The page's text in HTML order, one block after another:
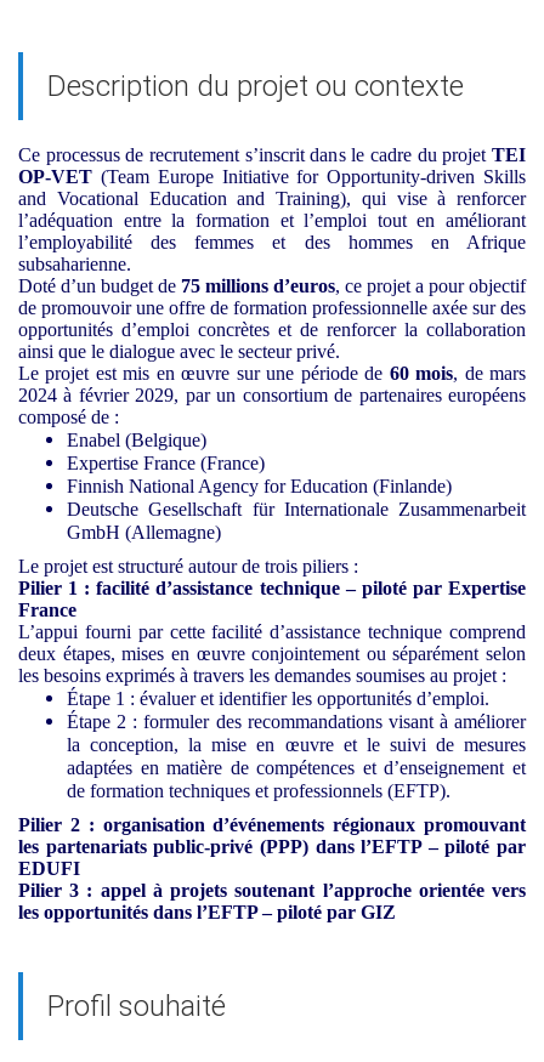
Description du projet ou contexte
Ce processus de recrutement s’inscrit dans le cadre du projet TEI
OP-VET (Team Europe Initiative for Opportunity-driven Skills
and Vocational Education and Training), qui vise à renforcer
l’adéquation entre la formation et l’emploi tout en améliorant
l’employabilité des femmes et des hommes en Afrique
subsaharienne.
Doté d’un budget de 75 millions d’euros, ce projet a pour objectif
de promouvoir une offre de formation professionnelle axée sur des
opportunités d’emploi concrètes et de renforcer la collaboration
ainsi que le dialogue avec le secteur privé.
Le projet est mis en œuvre sur une période de 60 mois, de mars
2024 à février 2029, par un consortium de partenaires européens
composé de :
Enabel (Belgique)
Expertise France (France)
Finnish National Agency for Education (Finlande)
Deutsche Gesellschaft für Internationale Zusammenarbeit
GmbH (Allemagne)
Le projet est structuré autour de trois piliers :
Pilier 1 : facilité d’assistance technique – piloté par Expertise
France
L’appui fourni par cette facilité d’assistance technique comprend
deux étapes, mises en œuvre conjointement ou séparément selon
les besoins exprimés à travers les demandes soumises au projet :
Étape 1 : évaluer et identifier les opportunités d’emploi.
Étape 2 : formuler des recommandations visant à améliorer
la conception, la mise en œuvre et le suivi de mesures
adaptées en matière de compétences et d’enseignement et
de formation techniques et professionnels (EFTP).
Pilier 2 : organisation d’événements régionaux promouvant
les partenariats public-privé (PPP) dans l’EFTP – piloté par
EDUFI
Pilier 3 : appel à projets soutenant l’approche orientée vers
les opportunités dans l’EFTP – piloté par GIZ
Profil souhaité